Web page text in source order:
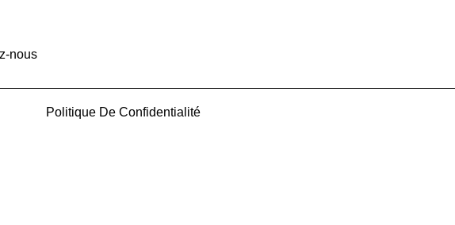
nous
Politique De Confidentialité